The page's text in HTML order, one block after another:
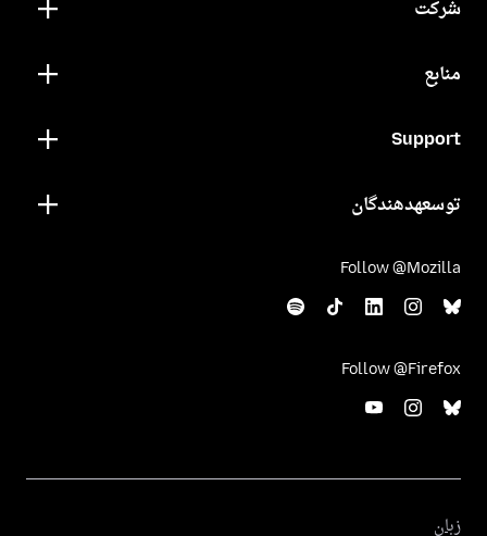
شرکت
منابع
Support
توسعهدهندگان
Follow @Mozilla
Follow @Firefox
زبان